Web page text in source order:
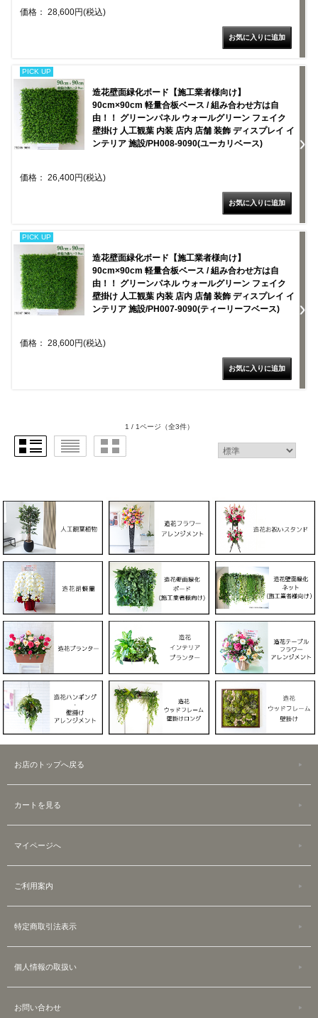
価格： 28,600円(税込)
PICK UP
造花壁面緑化ボード【施工業者様向け】
90cm×90cm 軽量合板ベース / 組み合わせ方は自
由！！ グリーンパネル ウォールグリーン フェイク
壁掛け 人工観葉 内装 店内 店舗 装飾 ディスプレイ イ
ンテリア 施設/PH008-9090(ユーカリベース)
価格： 26,400円(税込)
PICK UP
造花壁面緑化ボード【施工業者様向け】
90cm×90cm 軽量合板ベース / 組み合わせ方は自
由！！ グリーンパネル ウォールグリーン フェイク
壁掛け 人工観葉 内装 店内 店舗 装飾 ディスプレイ イ
ンテリア 施設/PH007-9090(ティーリーフベース)
価格： 28,600円(税込)
1 / 1ページ （全3件）
お店のトップへ戻る
カートを見る
マイページへ
ご利用案内
特定商取引法表示
個人情報の取扱い
お問い合わせ